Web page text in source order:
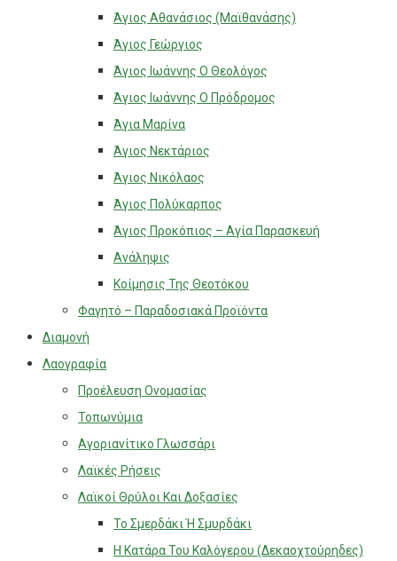
Άγιος Αθανάσιος (Μαϊθανάσης)
Άγιος Γεώργιος
Άγιος Ιωάννης Ο Θεολόγος
Άγιος Ιωάννης Ο Πρόδρομος
Άγια Μαρίνα
Άγιος Νεκτάριος
Άγιος Νικόλαος
Άγιος Πολύκαρπος
Άγιος Προκόπιος – Αγία Παρασκευή
Ανάληψις
Κοίμησις Της Θεοτόκου
Φαγητό – Παραδοσιακά Προϊόντα
Διαμονή
Λαογραφία
Προέλευση Ονομασίας
Τοπωνύμια
Αγοριανίτικο Γλωσσάρι
Λαϊκές Ρήσεις
Λαϊκοί Θρύλοι Και Δοξασίες
Το Σμερδάκι Ή Σμυρδάκι
Η Κατάρα Του Καλόγερου (Δεκαοχτούρηδες)